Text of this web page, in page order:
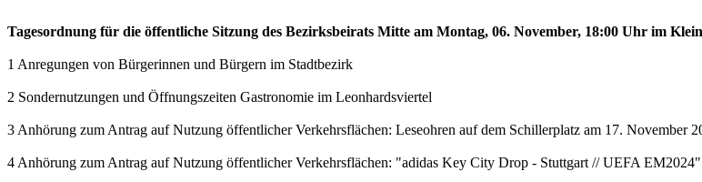
Tagesordnung für die öffentliche Sitzung des Bezirksbeirats Mitte am Montag, 06. November, 18:00 Uhr im
1 Anregungen von Bürgerinnen und Bürgern im Stadtbezirk
2 Sondernutzungen und Öffnungszeiten Gastronomie im Leonhardsviertel
3 Anhörung zum Antrag auf Nutzung öffentlicher Verkehrsflächen: Leseohren auf dem Schillerplatz am 17. November
4 Anhörung zum Antrag auf Nutzung öffentlicher Verkehrsflächen: "adidas Key City Drop - Stuttgart // UEFA